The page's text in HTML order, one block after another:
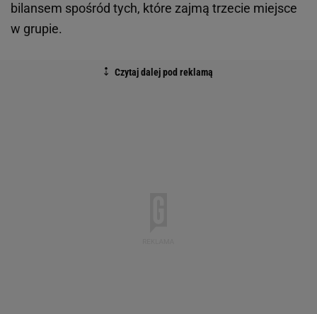
bilansem spośród tych, które zajmą trzecie miejsce
w grupie.